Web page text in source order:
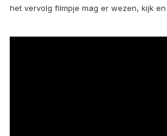
het vervolg filmpje mag er wezen, kijk